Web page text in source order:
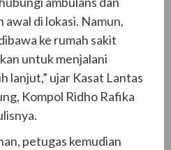
di lokasi. Namun,
ke rumah sakit
untuk menjalani
lanjut,” ujar Kasat Lantas
Kompol Ridho Rafika
petugas kemudian